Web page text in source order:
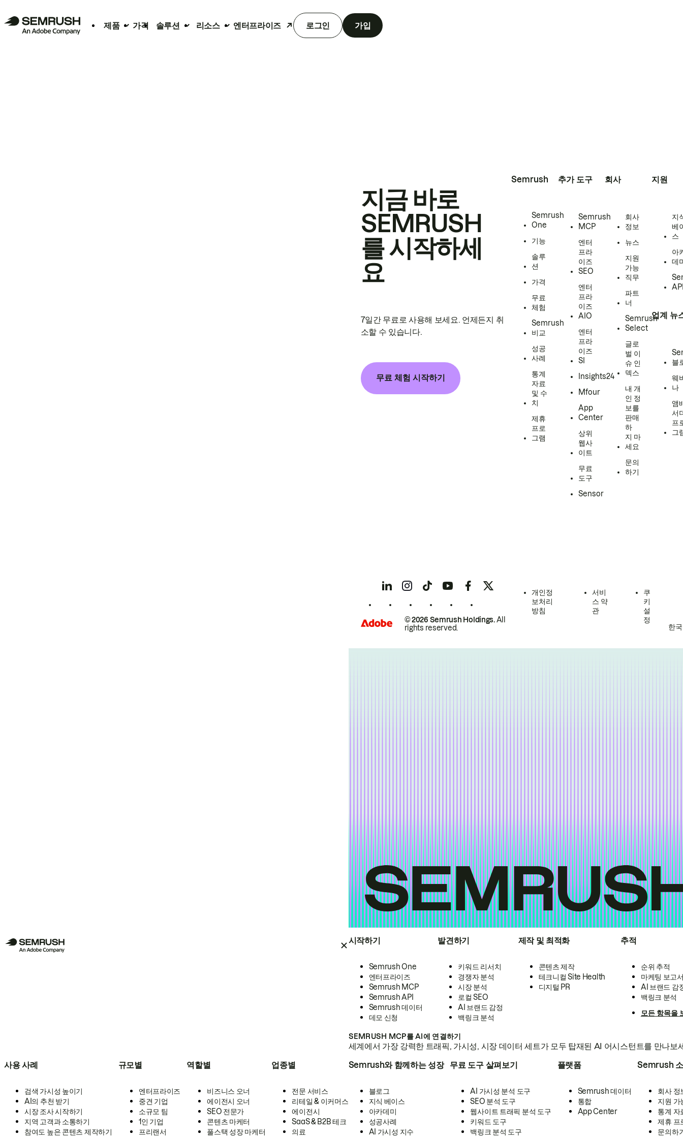
제품 가격 솔루션 리소스 엔터프라이즈 로그인 가입
시작하기
Semrush One
엔터프라이즈
Semrush MCP
Semrush API
Semrush 데이터
데모 신청
발견하기
키워드 리서치
경쟁자 분석
시장 분석
로컬 SEO
AI 브랜드 감정
백링크 분석
제작 및 최적화
콘텐츠 제작
테크니컬 Site Health
디지털 PR
추적
순위 추적
마케팅 보고
AI 브랜드 감
백링크 분석
모든 항목을
SEMRUSH MCP를 AI에 연결하기
세계에서 가장 강력한 트래픽, 가시성, 시장 데이터 세트가 모두 탑재된 AI 어시스턴트를 만나보
사용 사례
검색 가시성 높이기
AI의 추천 받기
시장 조사 시작하기
지역 고객과 소통하기
참여도 높은 콘텐츠 제작하기
규모별
엔터프라이즈
중견 기업
소규모 팀
1인 기업
프리랜서
역할별
비즈니스 오너
에이전시 오너
SEO 전문가
콘텐츠 마케터
풀스택 성장 마케터
업종별
전문 서비스
리테일 & 이커머스
에이전시
SaaS & B2B 테크
의료
Semrush와 함께하는 성장
블로그
지식 베이스
아카데미
성공사례
AI 가시성 지수
무료 도구 살펴보기
AI 가시성 분석 도구
SEO 분석 도구
웹사이트 트래픽 분석 도구
키워드 도구
백링크 분석 도구
플랫폼
Semrush 데이터
통합
App Center
Semrush
회사 정
지원 가
통계 자
제휴 프
문의하
지금 바로
SEMRUSH
를 시작하세
요
7일간 무료로 사용해 보세요. 언제든지 취
소할 수 있습니다.
무료 체험 시작하기
Semrush
Semrush
One
기능
솔루
션
가격
무료
체험
Semrush
비교
성공
사례
통계
자료
및 수
치
제휴
프로
그램
추가 도구
Semrush
MCP
엔터
프라
이즈
SEO
엔터
프라
이즈
AIO
엔터
프라
이즈
SI
Insights24
Mfour
App
Center
상위
웹사
이트
무료
도구
Sensor
회사
회사
정보
뉴스
지원
가능
직무
파트
너
Semrush
Select
글로
벌 이
슈 인
덱스
내 개
인 정
보를
판매
하
지 마
세요
문의
하기
지원
지
베
스
아
데
업계 뉴
블
웨
나
앰
서
프
그
© 2026 Semrush Holdings.All
rights reserved.
개인정
보처리
방침
서비
스 약
관
쿠
키
설
정
한